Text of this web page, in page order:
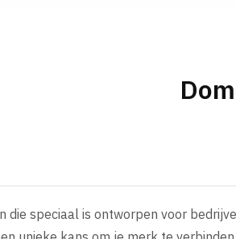
speciaal is ontworpen voor